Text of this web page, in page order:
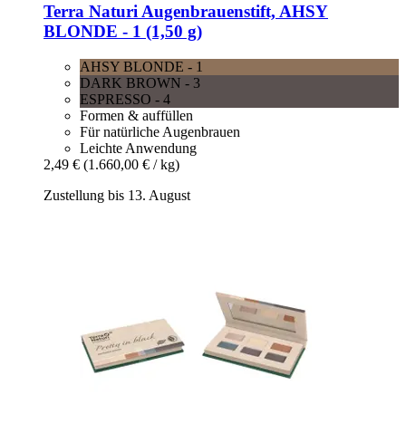
Terra Naturi Augenbrauenstift, AHSY
BLONDE -​ 1 (1,50 g)
AHSY BLONDE - 1
DARK BROWN - 3
ESPRESSO - 4
Formen & auffüllen
Für natürliche Augenbrauen
Leichte Anwendung
2,49 € (1.660,00 € / kg)
Zustellung bis 13. August